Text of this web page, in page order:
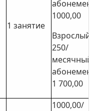
1 занятие
абонемент –
1000,00
Взрослый
250/
месячный
абонемент
1 700,00
1000,00/